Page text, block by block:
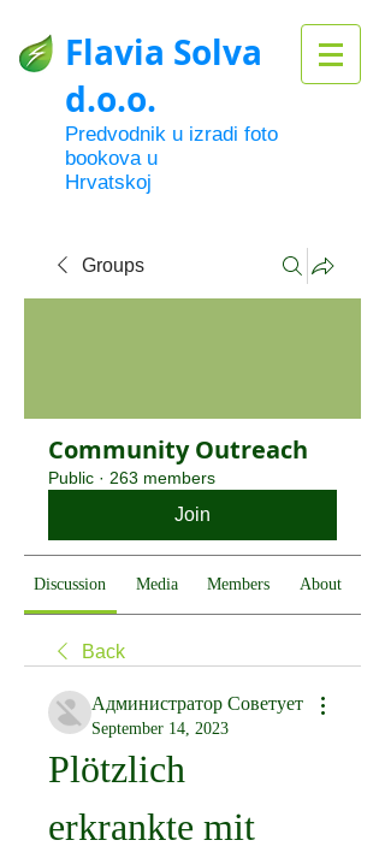
Flavia Solva
d.o.o.
Predvodnik u izradi foto
bookova u
Hrvatskoj
Groups
Community Outreach
Public · 263 members
Join
Discussion Media Members About
Back
Администратор Советует
September 14, 2023
Plötzlich
erkrankte mit